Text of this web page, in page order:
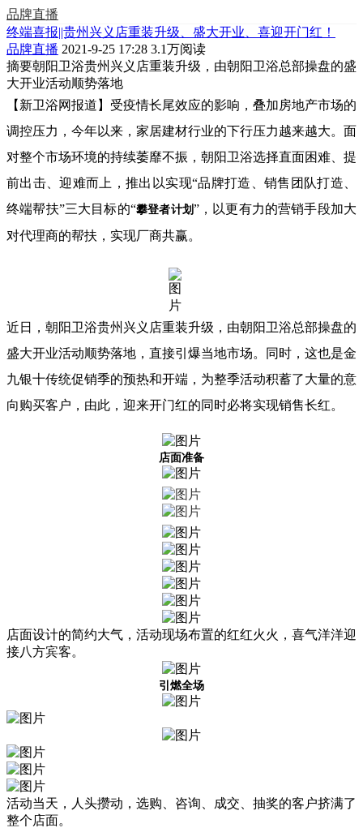
品牌直播
终端喜报||贵州兴义店重装升级、盛大开业、喜迎开门红！
品牌直播 2021-9-25 17:28 3.1万阅读
摘要朝阳卫浴贵州兴义店重装升级，由朝阳卫浴总部操盘的盛
大开业活动顺势落地
【新卫浴网报道】受疫情长尾效应的影响，叠加房地产市场的
调控压力，今年以来，家居建材行业的下行压力越来越大。面
对整个市场环境的持续萎靡不振，朝阳卫浴选择直面困难、提
前出击、迎难而上，推出以实现“品牌打造、销售团队打造、
终端帮扶”三大目标的“攀登者计划”，以更有力的营销手段加大
对代理商的帮扶，实现厂商共赢。
近日，朝阳卫浴贵州兴义店重装升级，由朝阳卫浴总部操盘的
盛大开业活动顺势落地，直接引爆当地市场。同时，这也是金
九银十传统促销季的预热和开端，为整季活动积蓄了大量的意
向购买客户，由此，迎来开门红的同时必将实现销售长红。
店面准备
店面设计的简约大气，活动现场布置的红红火火，喜气洋洋迎
接八方宾客。
引燃全场
活动当天，人头攒动，选购、咨询、成交、抽奖的客户挤满了
整个店面。